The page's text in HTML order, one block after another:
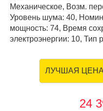
Механическое, Возм.
Уровень шума: 40,
мощность: 74, Время
электроэнергии: 10, Тип
ЛУЧШАЯ ЦЕНА
24